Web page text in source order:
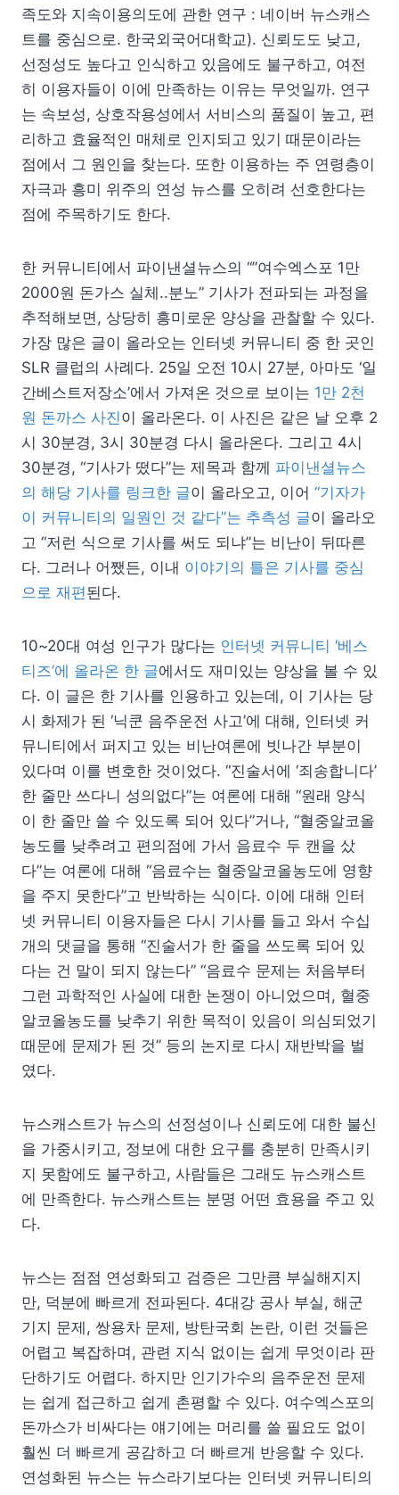
족도와 지속이용의도에 관한 연구 : 네이버 뉴스캐스
트를 중심으로. 한국외국어대학교). 신뢰도도 낮고,
선정성도 높다고 인식하고 있음에도 불구하고, 여전
히 이용자들이 이에 만족하는 이유는 무엇일까. 연구
는 속보성, 상호작용성에서 서비스의 품질이 높고, 편
리하고 효율적인 매체로 인지되고 있기 때문이라는
점에서 그 원인을 찾는다. 또한 이용하는 주 연령층이
자극과 흥미 위주의 연성 뉴스를 오히려 선호한다는
점에 주목하기도 한다.
한 커뮤니티에서 파이낸셜뉴스의 “”여수엑스포 1만
2000원 돈가스 실체..분노” 기사가 전파되는 과정을
추적해보면, 상당히 흥미로운 양상을 관찰할 수 있다.
가장 많은 글이 올라오는 인터넷 커뮤니티 중 한 곳인
SLR 클럽의 사례다. 25일 오전 10시 27분, 아마도 ‘일
간베스트저장소’에서 가져온 것으로 보이는 1만 2천
원 돈까스 사진이 올라온다. 이 사진은 같은 날 오후 2
시 30분경, 3시 30분경 다시 올라온다. 그리고 4시
30분경, “기사가 떴다”는 제목과 함께 파이낸셜뉴스
의 해당 기사를 링크한 글이 올라오고, 이어 “기자가
이 커뮤니티의 일원인 것 같다”는 추측성 글이 올라오
고 “저런 식으로 기사를 써도 되냐”는 비난이 뒤따른
다. 그러나 어쨌든, 이내 이야기의 틀은 기사를 중심
으로 재편된다.
10~20대 여성 인구가 많다는 인터넷 커뮤니티 ‘베스
티즈’에 올라온 한 글에서도 재미있는 양상을 볼 수 있
다. 이 글은 한 기사를 인용하고 있는데, 이 기사는 당
시 화제가 된 ‘닉쿤 음주운전 사고’에 대해, 인터넷 커
뮤니티에서 퍼지고 있는 비난여론에 빗나간 부분이
있다며 이를 변호한 것이었다. “진술서에 ‘죄송합니다’
한 줄만 쓰다니 성의없다”는 여론에 대해 “원래 양식
이 한 줄만 쓸 수 있도록 되어 있다”거나, “혈중알코올
농도를 낮추려고 편의점에 가서 음료수 두 캔을 샀
다”는 여론에 대해 “음료수는 혈중알코올농도에 영향
을 주지 못한다”고 반박하는 식이다. 이에 대해 인터
넷 커뮤니티 이용자들은 다시 기사를 들고 와서 수십
개의 댓글을 통해 “진술서가 한 줄을 쓰도록 되어 있
다는 건 말이 되지 않는다” “음료수 문제는 처음부터
그런 과학적인 사실에 대한 논쟁이 아니었으며, 혈중
알코올농도를 낮추기 위한 목적이 있음이 의심되었기
때문에 문제가 된 것” 등의 논지로 다시 재반박을 벌
였다.
뉴스캐스트가 뉴스의 선정성이나 신뢰도에 대한 불신
을 가중시키고, 정보에 대한 요구를 충분히 만족시키
지 못함에도 불구하고, 사람들은 그래도 뉴스캐스트
에 만족한다. 뉴스캐스트는 분명 어떤 효용을 주고 있
다.
뉴스는 점점 연성화되고 검증은 그만큼 부실해지지
만, 덕분에 빠르게 전파된다. 4대강 공사 부실, 해군
기지 문제, 쌍용차 문제, 방탄국회 논란, 이런 것들은
어렵고 복잡하며, 관련 지식 없이는 쉽게 무엇이라 판
단하기도 어렵다. 하지만 인기가수의 음주운전 문제
는 쉽게 접근하고 쉽게 촌평할 수 있다. 여수엑스포의
돈까스가 비싸다는 얘기에는 머리를 쓸 필요도 없이
훨씬 더 빠르게 공감하고 더 빠르게 반응할 수 있다.
연성화된 뉴스는 뉴스라기보다는 인터넷 커뮤니티의